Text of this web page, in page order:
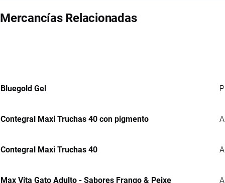
Mercancías Relacionadas
Bluegold Gel
Contegral Maxi Truchas 40 con pigmento
Contegral Maxi Truchas 40
Max Vita Gato Adulto - Sabores Frango & Peixe